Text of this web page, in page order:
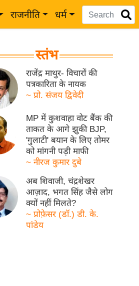
राजनीति धर्म
स्तंभ
राजेंद्र माथुर- विचारों की
पत्रकारिता के नायक
~ प्रो. संजय द्विवेदी
MP में कुशवाहा वोट बैंक की
ताकत के आगे झुकी BJP,
'गुलाटी' बयान के लिए तोमर
को मांगनी पड़ी माफी
~ नीरज कुमार दुबे
अब शिवाजी, चंद्रशेखर
आज़ाद, भगत सिंह जैसे लोग
क्यों नहीं मिलते?
~ प्रोफ़ेसर (डॉ.) डी. के.
पांडेय